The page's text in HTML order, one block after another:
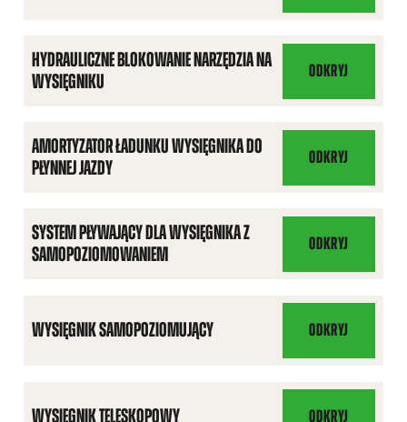
HYDRAULICZNE BLOKOWANIE NARZĘDZIA NA
WYSIĘGNIKU
ODKRYJ
HYDRAULICZNE
BLOKOWANIE
NARZĘDZIA
NA
AMORTYZATOR ŁADUNKU WYSIĘGNIKA DO
PŁYNNEJ JAZDY
ODKRYJ
AMORTYZATOR
ŁADUNKU
WYSIĘGNIKA
DO
SYSTEM PŁYWAJĄCY DLA WYSIĘGNIKA Z
SAMOPOZIOMOWANIEM
ODKRYJ
SYSTEM
PŁYWAJĄCY
DLA
WYSIĘGNIKA
WYSIĘGNIK SAMOPOZIOMUJĄCY ODKRYJ
WYSIĘGNIK
WYSIĘGNIK TELESKOPOWY ODKRYJ